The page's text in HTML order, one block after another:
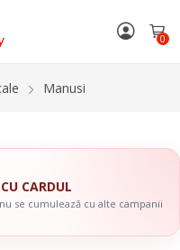
0
Manusi
CARDUL
se cumulează cu alte campanii